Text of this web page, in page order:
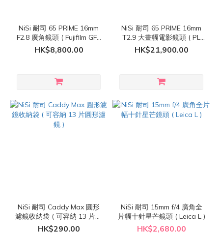
NiSi 耐司 65 PRIME 16mm
F2.8 廣角鏡頭 ( Fujifilm GFX
/ Hasselblad XCD 適用 )
HK$8,800.00
NiSi 耐司 65 PRIME 16mm
T2.9 大畫幅電影鏡頭 ( PL
Mount )
HK$21,900.00
NiSi 耐司 Caddy Max 圓形
濾鏡收納袋 ( 可容納 13 片圓
形濾鏡 )
HK$290.00
NiSi 耐司 15mm f/4 廣角全
片幅十針星芒鏡頭 ( Leica L )
HK$2,680.00